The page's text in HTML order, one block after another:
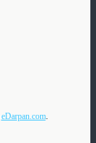
eDarpan.com.